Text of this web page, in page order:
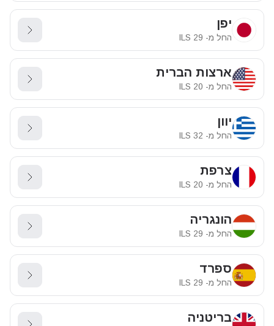
יפן
החל מ- ILS 29
ארצות הברית
החל מ- ILS 20
יוון
החל מ- ILS 32
צרפת
החל מ- ILS 20
הונגריה
החל מ- ILS 29
ספרד
החל מ- ILS 29
בריטניה